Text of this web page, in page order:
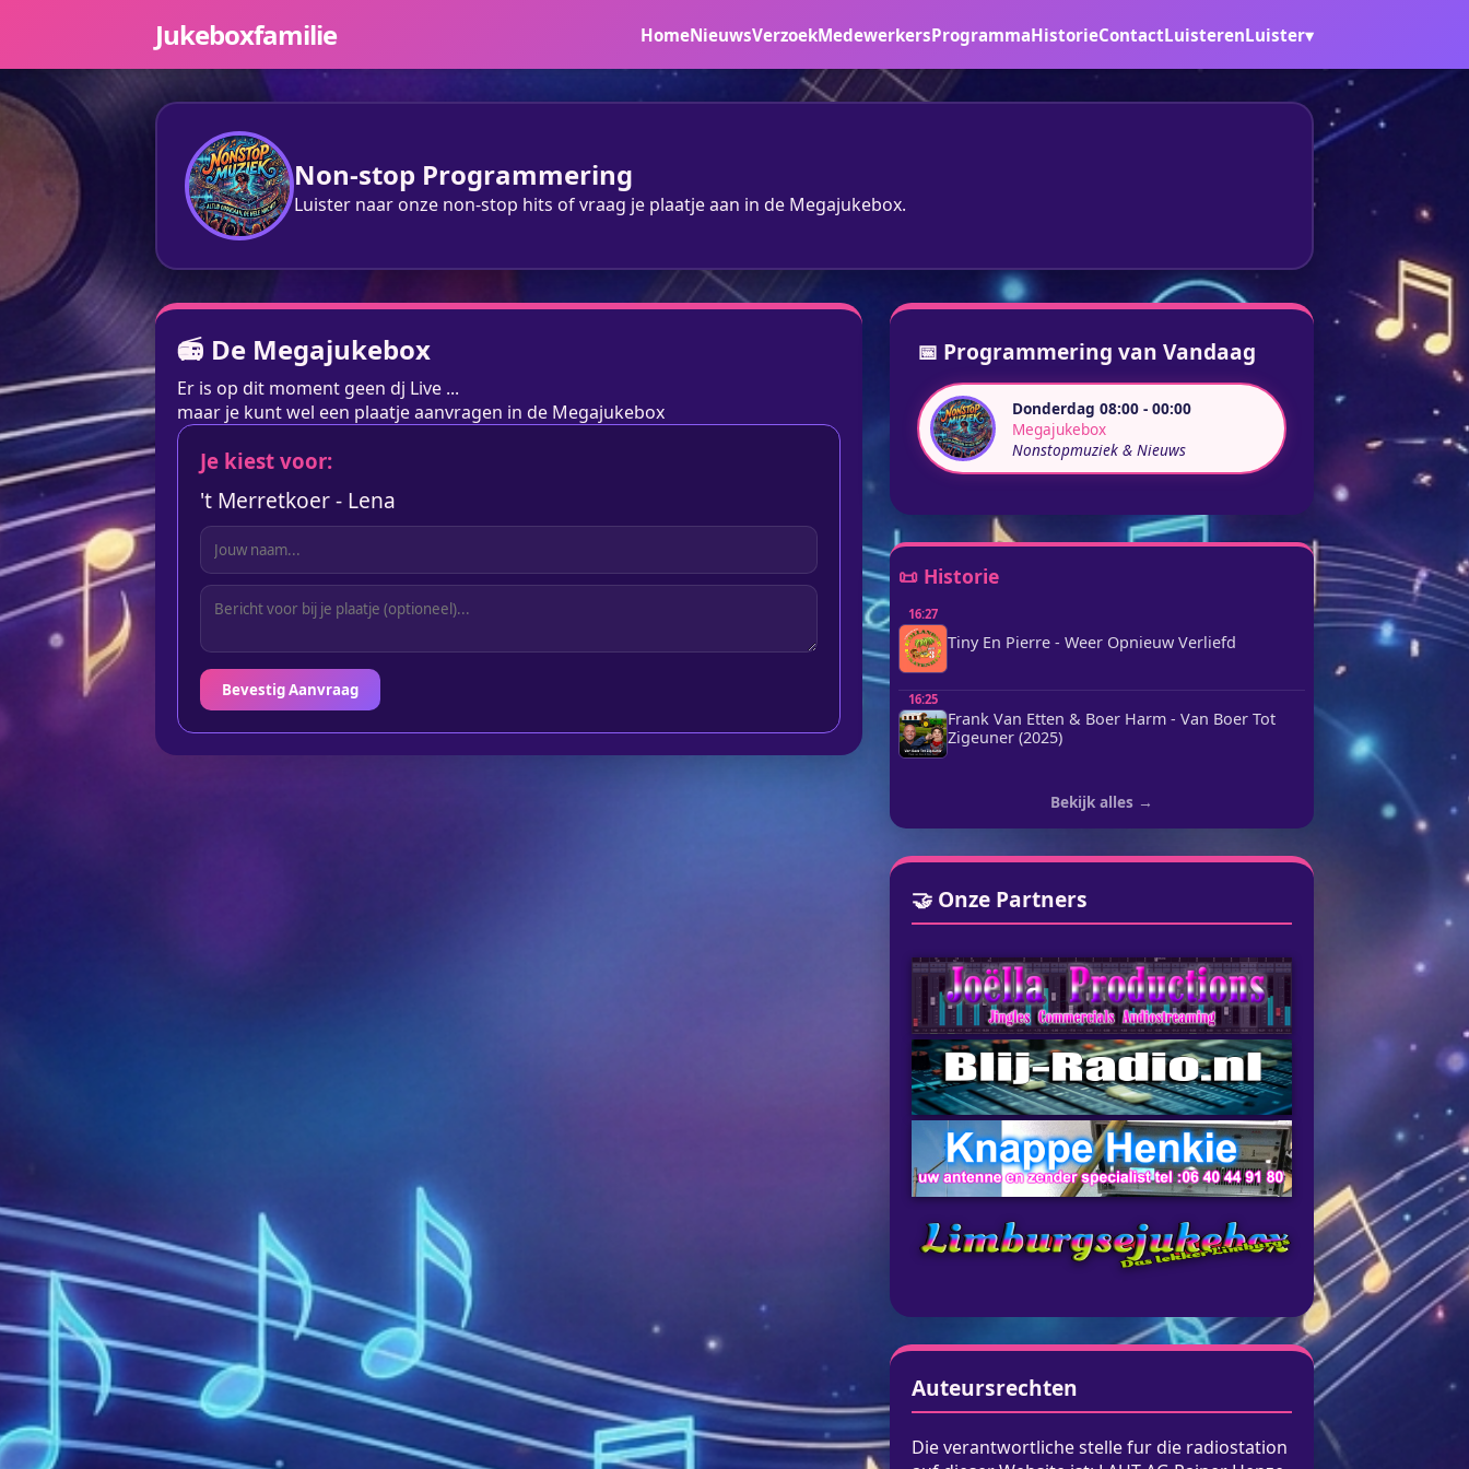
Jukeboxfamilie HomeNieuwsVerzoekMedewerkersProgrammaHistorieContactLuisterenLuister▾
Non-stop Programmering
Luister naar onze non-stop hits of vraag je plaatje aan in de Megajukebox.
📻 De Megajukebox
Er is op dit moment geen dj Live ...
maar je kunt wel een plaatje aanvragen in de Megajukebox
Je kiest voor:
't Merretkoer - Lena
Bevestig Aanvraag
📅 Programmering van Vandaag
Donderdag 08:00 - 00:00
Megajukebox
Nonstopmuziek & Nieuws
📜 Historie
16:27
Tiny En Pierre - Weer Opnieuw Verliefd
16:25
Frank Van Etten & Boer Harm - Van Boer Tot
Zigeuner (2025)
Bekijk alles →
🤝 Onze Partners
Auteursrechten
Die verantwortliche stelle fur die radiostation